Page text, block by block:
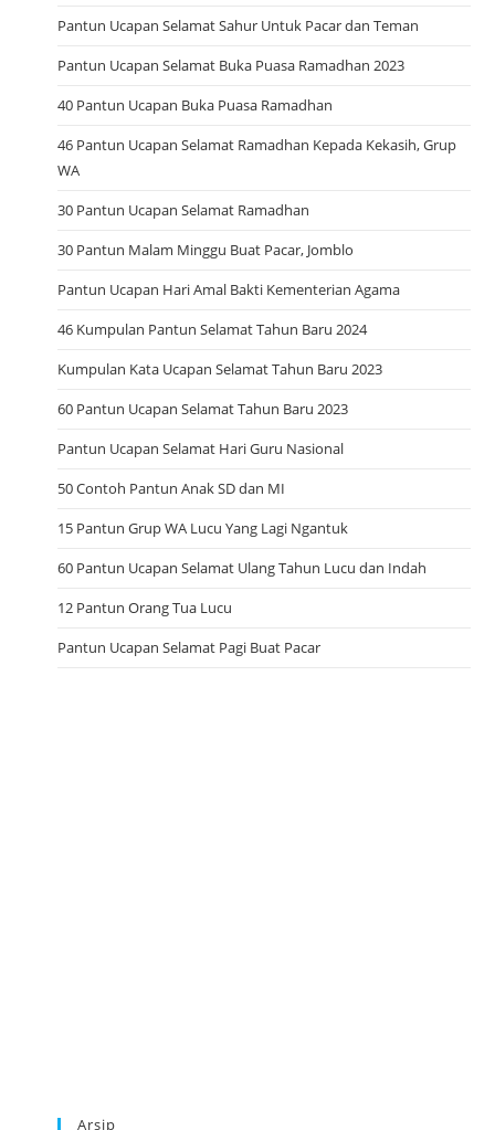
Pantun Ucapan Selamat Sahur Untuk Pacar dan Teman
Pantun Ucapan Selamat Buka Puasa Ramadhan 2023
40 Pantun Ucapan Buka Puasa Ramadhan
46 Pantun Ucapan Selamat Ramadhan Kepada Kekasih, Grup
WA
30 Pantun Ucapan Selamat Ramadhan
30 Pantun Malam Minggu Buat Pacar, Jomblo
Pantun Ucapan Hari Amal Bakti Kementerian Agama
46 Kumpulan Pantun Selamat Tahun Baru 2024
Kumpulan Kata Ucapan Selamat Tahun Baru 2023
60 Pantun Ucapan Selamat Tahun Baru 2023
Pantun Ucapan Selamat Hari Guru Nasional
50 Contoh Pantun Anak SD dan MI
15 Pantun Grup WA Lucu Yang Lagi Ngantuk
60 Pantun Ucapan Selamat Ulang Tahun Lucu dan Indah
12 Pantun Orang Tua Lucu
Pantun Ucapan Selamat Pagi Buat Pacar
Arsip